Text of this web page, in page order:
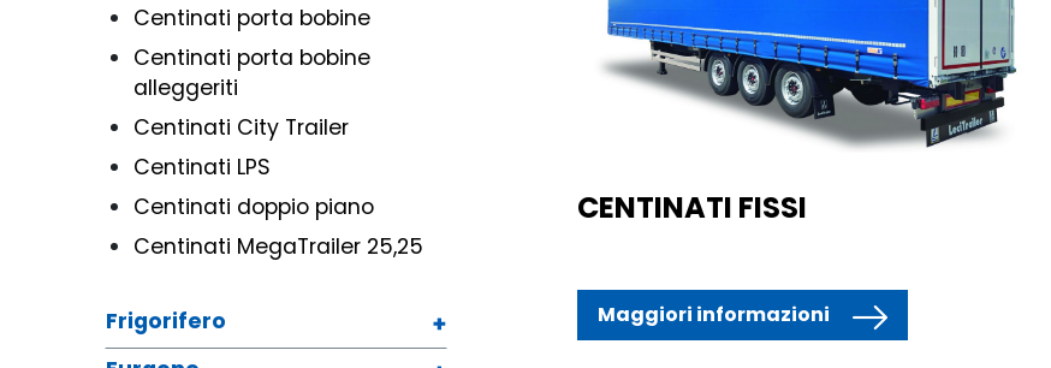
Centinati porta bobine
Centinati porta bobine
alleggeriti
Centinati City Trailer
Centinati LPS
Centinati doppio piano
Centinati MegaTrailer 25,25
Frigorifero
CENTINATI FISSI
Maggiori informazioni